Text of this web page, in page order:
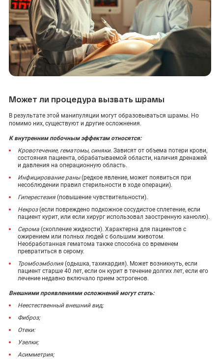
Может ли процедура вызвать шрамы
В результате этой манипуляции могут образовываться шрамы. Но
помимо них, существуют и другие осложнения.
К внутренним побочным эффектам относятся:
Кровотечение, гематомы, синяки. Зависят от объема потери крови,
состояния пациента, обрабатываемой области, наличия дренажей
и давления на операционную область.
Инфицирование раны(редкое явление, может появиться при
несоблюдении правил стерильности в ходе операции).
Гиперестезия (повышение чувствительности).
Некроз(если повреждено подкожное сосудистое сплетение, если
пациент курит, или если хирург использовал заостренную канюлю).
Серома (скопление жидкости). Характерна для пациентов с
ожирением или полных людей с большим животом.
Необработанная гематома также способна со временем
превратиться в серому.
Тромбоэмболия (одышка, тахикардия). Может возникнуть, если
пациент старше 40 лет, если он курит в течение долгих лет, если его
лечение недавно включало прием эстрогенов.
Внешними проявлениями осложнений могут стать:
Неестественный внешний вид;
Фиброз;
Отеки:
Узелки;
Асимметрия;